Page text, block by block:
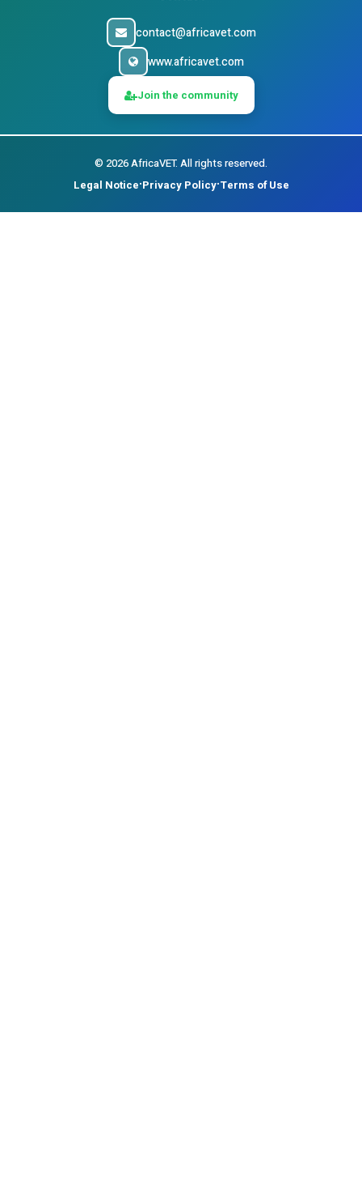
contact@africavet.com
www.africavet.com
Join the community
© 2026AfricaVET. All rights reserved.
Legal Notice•Privacy Policy•Terms of Use